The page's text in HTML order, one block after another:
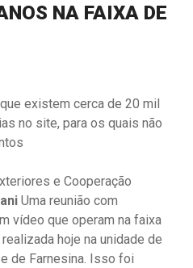
NA FAIXA DE
existem cerca de 20 mil
no site, para os quais não
e Cooperação
Uma reunião com
vídeo que operam na faixa
hoje na unidade de
de Farnesina. Isso foi